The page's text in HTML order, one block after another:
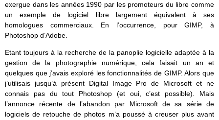
exergue dans les années 1990 par les promoteurs du libre comme
un exemple de logiciel libre largement équivalent à ses
homologues commerciaux. En l’occurrence, pour GIMP, à
Photoshop d’Adobe.
Etant toujours à la recherche de la panoplie logicielle adaptée à la
gestion de la photographie numérique, cela faisait un an et
quelques que j’avais exploré les fonctionnalités de GIMP. Alors que
j’utilisais jusqu’à présent Digital Image Pro de Microsoft et ne
connais pas du tout Photoshop (et oui, c’est possible). Mais
l’annonce récente de l’abandon par Microsoft de sa série de
logiciels de retouche de photos m’a poussé à creuser plus avant